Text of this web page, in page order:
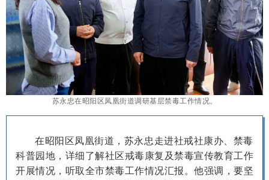
苏永忠在昭阳区凤凰街道调研基层禁毒工作情况。
在昭阳区凤凰街道，苏永忠走进社戒社康办、禁毒
科普园地，详细了解社区戒毒康复及禁毒宣传教育工作
开展情况，听取全市禁毒工作情况汇报。他强调，要坚